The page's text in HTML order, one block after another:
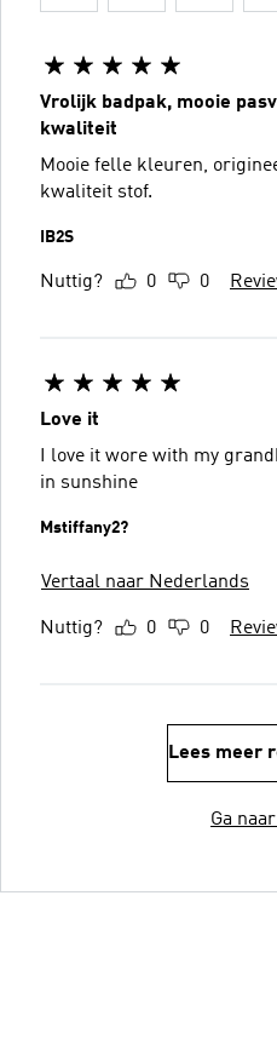
Vrolijk badpak, mooie
kwaliteit
Mooie felle kleuren,
kwaliteit stof.
IB2S
Nuttig? 0 0
Love it
I love it wore with my
in sunshine
Mstiffany2?
Vertaal naar Nederlands
Nuttig? 0 0
Lees meer
Ga